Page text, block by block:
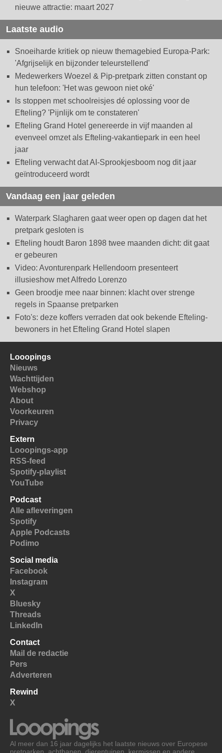
nieuwe attractie: maart 2027
Laatste audio
Snoeiharde kritiek op nieuw themagebied Europa-Park:
'Afgrijselijk en bijzonder teleurstellend'
Medewerkers Woezel & Pip-pretpark zitten constant op
hun telefoon: 'Het was gewoon niet oké'
Is stoppen met schoolreisjes dé oplossing voor de
Efteling? 'Pijnlijk om te constateren'
Efteling Grand Hotel genereerde in vijf maanden al
evenveel omzet als Efteling-vakantiepark in een heel
jaar
Efteling verwacht dat AI-Sprookjesboom nog dit jaar
geïntroduceerd wordt
Vandaag een jaar geleden
Waterpark Slagharen gaat weer open op dagen dat het
pretpark gesloten is
Efteling houdt Baron 1898 twee maanden dicht: dit gaat
er gebeuren
Video: Avonturenpark Hellendoorn presenteert
illusieshow met Alfredo Lorenzo
Geen broodje mee naar binnen: klacht over strenge
regels in Spaanse pretparken
Foto's: deze koffers verraden dat ook bekende Efteling-
bewoners in het Efteling Grand Hotel slapen
Looopings
Nieuws
Wachttijden
Webshop
About
Voorkeuren
Privacy
Extern
Looopings-app
RSS-feed
Spotify-playlist
YouTube
Podcast
Alle afleveringen
Spotify
Apple Podcasts
Podimo
Social media
Facebook
Instagram
X
Bluesky
Threads
LinkedIn
Contact
Mail de redactie
Pers
Adverteren
Rewind
X
Al meer dan 16 jaar dagelijks het laatste nieuws over Europese